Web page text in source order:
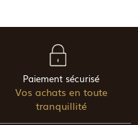
Paiement sécurisé
Vos achats en toute
tranquillité